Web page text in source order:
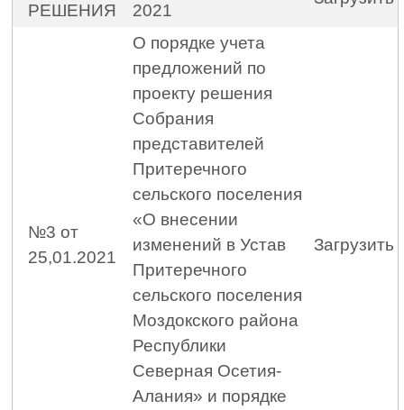
РЕШЕНИЯ
2021
№3 от
25,01.2021
О порядке учета
предложений по
проекту решения
Собрания
представителей
Притеречного
сельского поселения
«О внесении
изменений в Устав
Притеречного
сельского поселения
Моздокского района
Республики
Северная Осетия-
Алания» и порядке
Загрузить